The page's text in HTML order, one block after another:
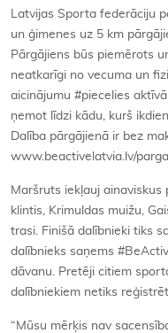
Latvijas Sporta federāciju
un ģimenes uz 5 km
Pārgājiens būs piemērots
neatkarīgi no vecuma un
aicinājumu #piecelies
ņemot līdzi kādu, kurš
Dalība pārgājienā ir bez
www.beactivelatvia.lv/
Maršruts iekļauj
klintis, Krimuldas muižu,
trasi. Finišā dalībnieki tiks
dalībnieks saņems
dāvanu. Pretēji citiem
dalībniekiem netiks
“Mūsu mērķis nav